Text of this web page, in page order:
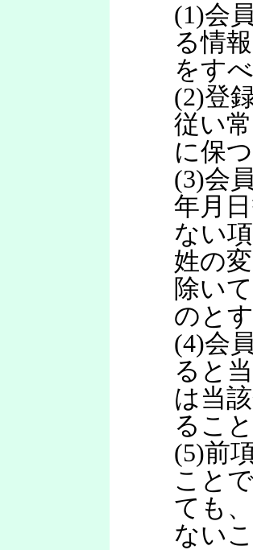
(1)会
る情
をす
(2)登
従い
に保
(3)会
年月
ない
姓の
除い
のと
(4)会
ると
は当
るこ
(5)前
こと
ても
ない